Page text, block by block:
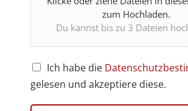
zum Hochladen.
Du kannst bis zu 3 Datei­en
Ich habe die
gele­sen und akzep­tie­re diese.